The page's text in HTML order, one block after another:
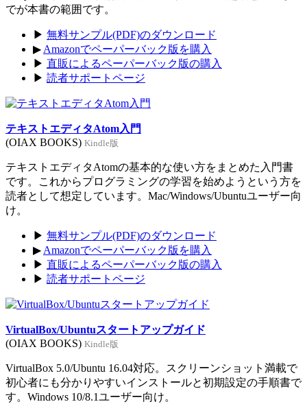
でが本書の範囲です。
▶ 無料サンプル(PDF)のダウンロード
▶ Amazonでペーパーバック版を購入
▶ 直販によるペーパーバック版の購入
▶ 読者サポートページ
テキストエディタAtom入門
(OIAX BOOKS) Kindle版
テキストエディタAtomの基本的な使い方をまとめた入門書
です。これからプログラミングの学習を始めようという方を
読者として想定しています。Mac/Windows/Ubuntuユーザー向
け。
▶ 無料サンプル(PDF)のダウンロード
▶ Amazonでペーパーバック版を購入
▶ 直販によるペーパーバック版の購入
▶ 読者サポートページ
VirtualBox/Ubuntuスタートアップガイド
(OIAX BOOKS) Kindle版
VirtualBox 5.0/Ubuntu 16.04対応。スクリーンショット満載で
初心者にも分かりやすいインストールと初期設定の手順書で
す。Windows 10/8.1ユーザー向け。